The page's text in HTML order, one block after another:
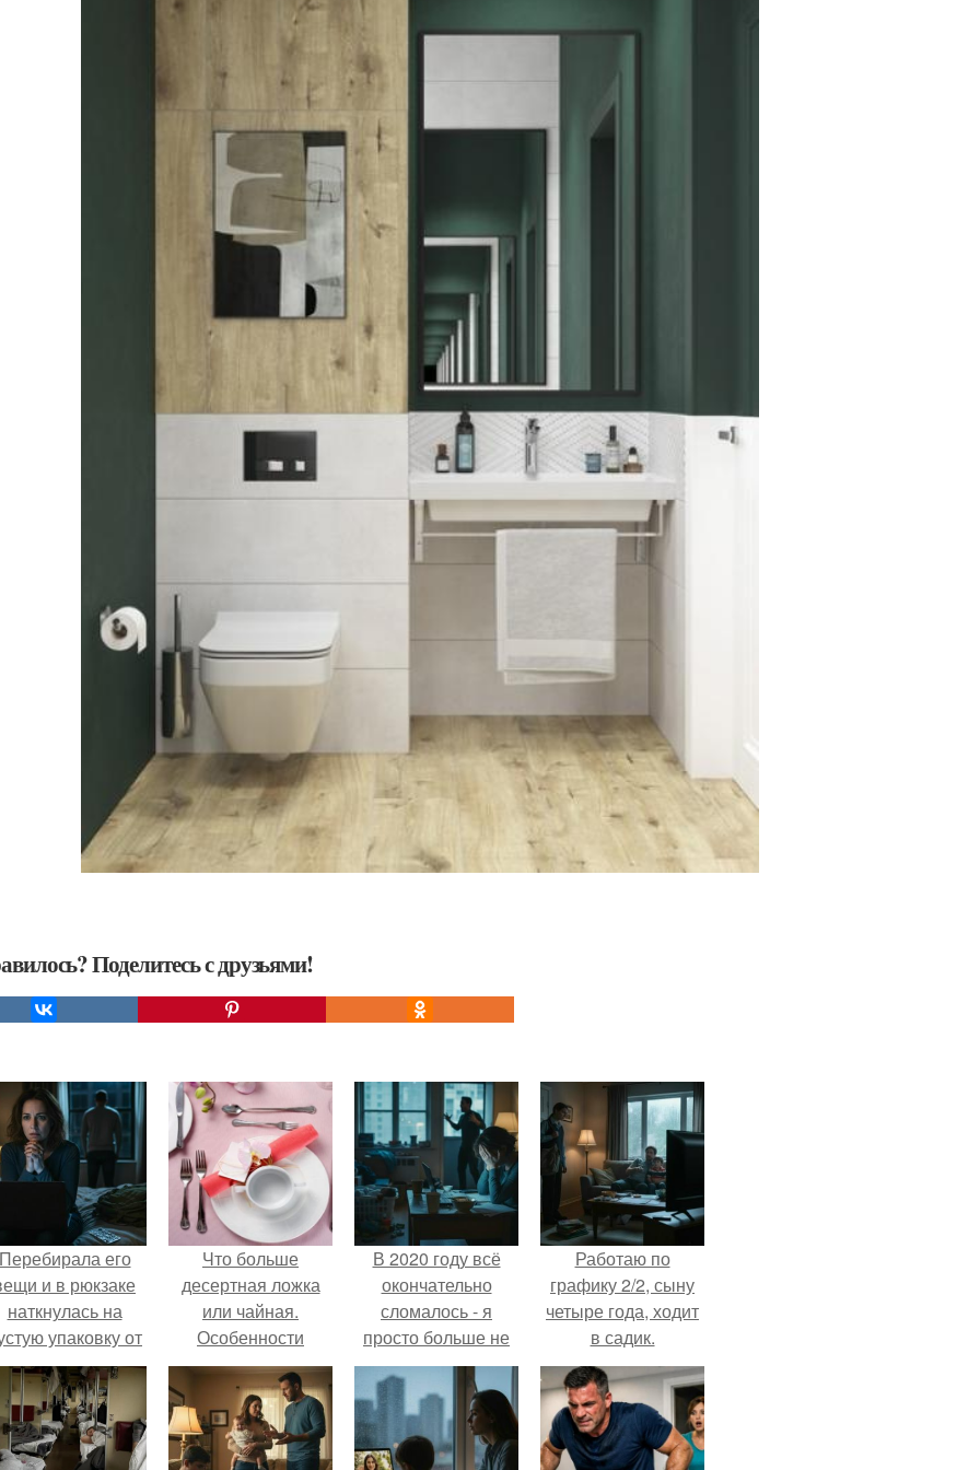
Поделитесь с друзьями!
его
и в рюкзаке
наткнулась на
упаковку от
то таблеток.
Что больше
десертная ложка
или чайная.
Особенности
В 2020 году всё
окончательно
сломалось - я
просто больше не
тянула всё одна.
Работаю по
графику 2/2, сыну
четыре года, ходит
в садик.